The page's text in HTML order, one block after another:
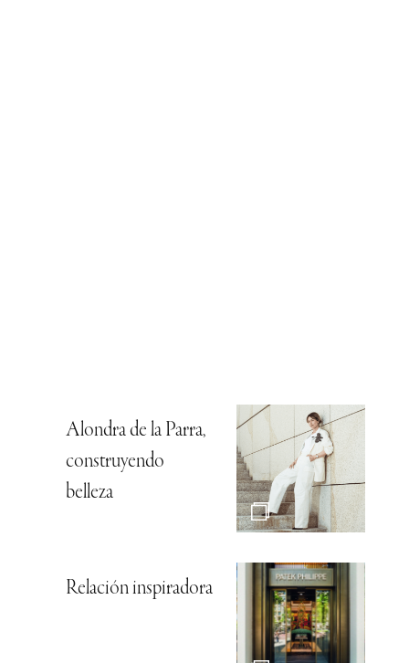
Alondra de la Parra,
construyendo
belleza
Relación inspiradora